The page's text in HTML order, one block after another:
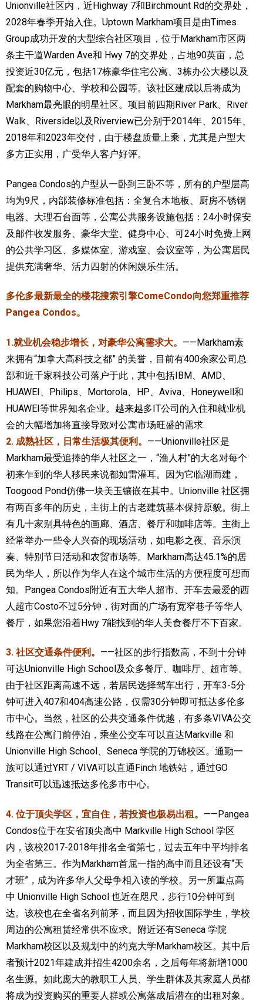
定居安大略省
安大略省免费医疗保险
加拿大的福利制度
吃货眼中的加拿大地图
Unionville社区内，近Highway 7和Birchmount Rd的交界处，
2028年春季开始入住。 Uptown Markham项目是由Times
Group成功开发的大型综合社区项目，位于Markham市区两
条主干道Warden Ave和 Hwy 7的交界处，占地90英亩，总
投资近30亿元，包括17栋豪华住宅公寓、3栋办公大楼以及
配套的购物中心、学校和公园等。该社区建成以后将成为
Markham最亮眼的明星社区。项目前四期River Park、River
Walk、Riverside以及Riverview已分别于2014年、2015年、
2018年和2023年交付，由于楼盘质量上乘，尤其是户型大
多方正实用，广受华人客户好评。
Pangea Condos的户型从一卧到三卧不等，所有的户型层高
均为9尺，内部装修标准包括：全复合木地板、厨房不锈钢
电器、大理石台面等，公寓公共服务设施包括：24小时保安
及邮件收发服务、豪华大堂、健身中心、可24小时免费上网
的公共学习区、多媒体室、游戏室、会议室等，为公寓居民
提供充满奢华、活力四射的休闲娱乐生活。
多伦多最新最全的楼花搜索引擎ComeCondo向您郑重推荐
Pangea Condos。
1.就业机会稳步增长，对豪华公寓需求大。 ——Markham素
来拥有“加拿大高科技之都” 的美誉，目前有400余家公司总
部和近千家科技公司落户于此，其中包括IBM、AMD、
HUAWEI、Philips、Mortorola、HP、Aviva、Honeywell和
HUAWEI等世界知名企业。越来越多IT公司的入住和就业机
会的大幅增加将直接导致对公寓市场旺盛的需求.
2. 成熟社区，日常生活极其便利。 ——Unionville社区是
Markham最受追捧的华人社区之一，“渔人村”的大名对每个
初来乍到的华人移民来说都如雷灌耳。因为它临湖而建，
Toogood Pond仿佛一块美玉镶嵌在其中。Unionville 社区拥
有两百多年的历史，主街上的古老建筑基本保持原貌。街上
有几十家别具特色的画廊、酒店、餐厅和咖啡店等。主街上
经常举办一些令人兴奋的现场活动，如电影之夜、音乐演
奏、特别节日活动和农贸市场等。Markham高达45.1%的居
民为华人，所以作为华人在这个城市生活的方便程度可想而
知。Pangea Condos附近有五大华人超市、开车去最爱的西
人超市Costo不过5分钟，街对面的广场有宽窄巷子等华人
餐厅，如果您沿着Hwy 7能找到的华人美食餐厅不下百家。
3. 社区交通条件便利。 ——社区的步行指数高，不到十分钟
可达Unionville High School及众多餐厅、咖啡厅、超市等。
由于社区距离高速不远，若居民选择驾车出行，开车3-5分
钟可进入407和404高速公路，仅需30分钟即可抵达多伦多
市中心。当然，社区的公共交通条件优越，有多条VIVA公交
线路在公寓门前停泊，乘坐公交车可以直达Markville 和
Unionville High School、Seneca 学院的万锦校区。通勤一
族可以通过YRT / VIVA可以直通Finch 地铁站，通过GO
Transit可以迅速抵达多伦多市中心。
4. 位于顶尖学区，宜自住，若投资也极易出租。 ——Pangea
Condos位于在安省顶尖高中 Markville High School 学区
内，该校2017-2018年排名全省第七，过去五年中平均排名
为全省第三。作为Markham首屈一指的高中而且还设有“天
才班”，成为许多华人父母争相入读的学校。另一所重点高
中 Unionville High School 也近在咫尺，步行10分钟可到
达。该校也在全省名列前茅，而且因为招收国际学生，学校
周边的公寓租赁经常供不应求。附近还有Seneca 学院
Markham校区以及规划中的约克大学Markham校区。其中后
者预计2021年建成并招生4200余名，之后每年将新增1000
名生源。如此庞大的教职工人员、学生群体及其家庭人员都
将成为投资购买的重要人群或公寓落成后潜在的出租对象。